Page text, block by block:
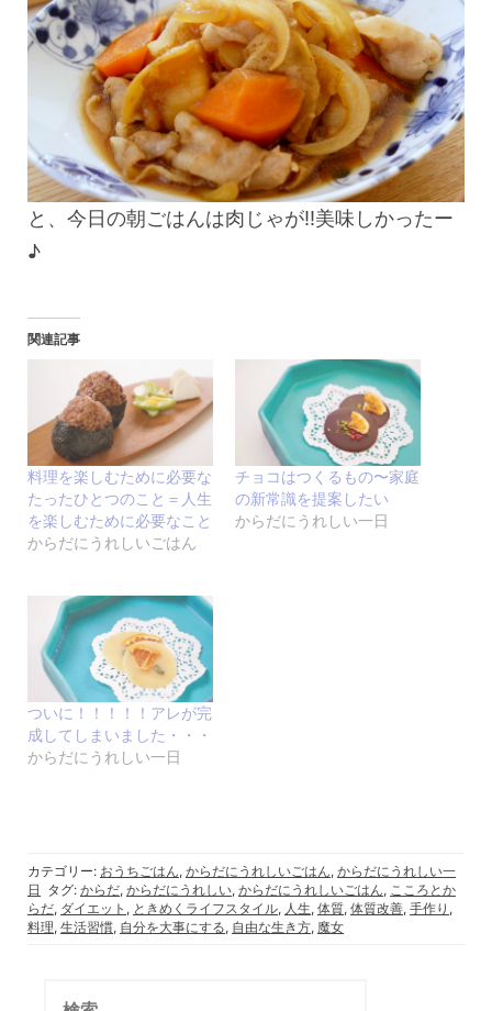
と、今日の朝ごはんは肉じゃが!!美味しかったー
♪
関連記事
料理を楽しむために必要な
たったひとつのこと＝人生
を楽しむために必要なこと
からだにうれしいごはん
チョコはつくるもの〜家庭
の新常識を提案したい
からだにうれしい一日
ついに！！！！！アレが完
成してしまいました・・・
からだにうれしい一日
カテゴリー: おうちごはん, からだにうれしいごはん, からだにうれしい一
日 タグ: からだ, からだにうれしい, からだにうれしいごはん, こころとか
らだ, ダイエット , ときめくライフスタイル, 人生, 体質, 体質改善, 手作り ,
料理, 生活習慣, 自分を大事にする, 自由な生き方, 魔女